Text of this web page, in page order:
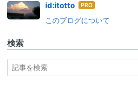
id:itotto はて
ログ
このブログについて
検索